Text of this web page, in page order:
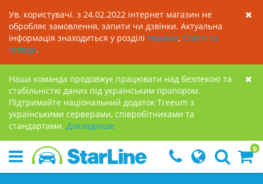
Ув. користувачі. з 24.02.2022 інтернет магазин не
обробляє замовлення, запити чи дзвінки. Актуальна
інформація знаходиться у розділі Новини, Статті та
огляди.
Наша команда продовжує працювати над безпекою та
стабільністю даних під українським прапором.
Підтримайте національний додаток Treeum з
українськими серверами, співробітниками та
стандартами. Докладнiше
0